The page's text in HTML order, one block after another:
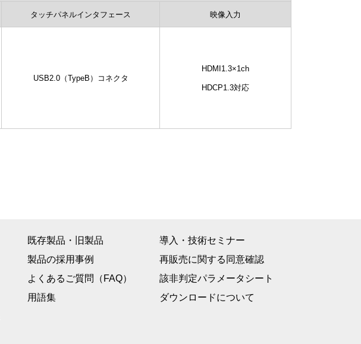
タッチパネルインタフェース 映像入力
USB2.0（TypeB）コネクタ
HDMI1.3×1ch
HDCP1.3対応
既存製品・旧製品
製品の採用事例
よくあるご質問（FAQ）
用語集
導入・技術セミナー
再販売に関する同意確認
該非判定パラメータシート
ダウンロードについて